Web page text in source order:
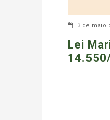
3 de maio
Lei